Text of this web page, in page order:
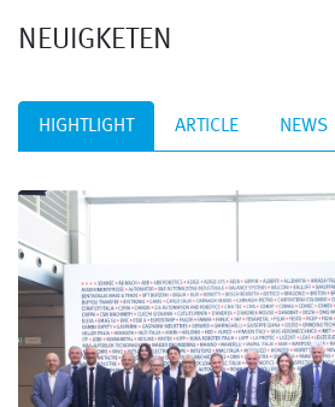
NEUIGKETEN
HIGHTLIGHT ARTICLE NEWS